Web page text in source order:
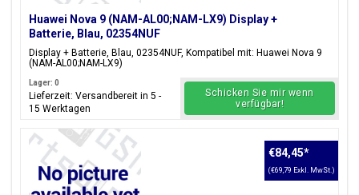
Huawei Nova 9 (NAM-AL00;NAM-LX9) Display +
Batterie, Blau, 02354NUF
Display + Batterie, Blau, 02354NUF, Kompatibel mit: Huawei Nova 9
(NAM-AL00;NAM-LX9)
Lager: 0
Lieferzeit: Versandbereit in 5 -
15 Werktagen
Schicken Sie mir wenn
verfügbar!
€84,45*
(€69,79 Exkl. MwSt.)